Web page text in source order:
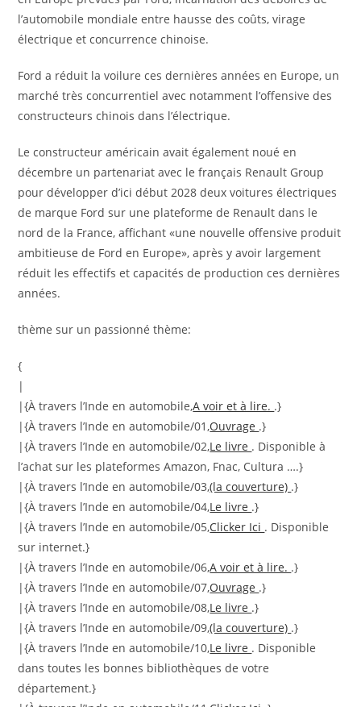
l’automobile mondiale entre hausse des coûts, virage
électrique et concurrence chinoise.
Ford a réduit la voilure ces dernières années en Europe, un
marché très concurrentiel avec notamment l’offensive des
constructeurs chinois dans l’électrique.
Le constructeur américain avait également noué en
décembre un partenariat avec le français Renault Group
pour développer d’ici début 2028 deux voitures électriques
de marque Ford sur une plateforme de Renault dans le
nord de la France, affichant «une nouvelle offensive produit
ambitieuse de Ford en Europe», après y avoir largement
réduit les effectifs et capacités de production ces dernières
années.
thème sur un passionné thème:
{
|
|{À travers l’Inde en automobile,A voir et à lire. .}
|{À travers l’Inde en automobile/01,Ouvrage .}
|{À travers l’Inde en automobile/02,Le livre . Disponible à
l’achat sur les plateformes Amazon, Fnac, Cultura ….}
|{À travers l’Inde en automobile/03,(la couverture) .}
|{À travers l’Inde en automobile/04,Le livre .}
|{À travers l’Inde en automobile/05,Clicker Ici . Disponible
sur internet.}
|{À travers l’Inde en automobile/06,A voir et à lire. .}
|{À travers l’Inde en automobile/07,Ouvrage .}
|{À travers l’Inde en automobile/08,Le livre .}
|{À travers l’Inde en automobile/09,(la couverture) .}
|{À travers l’Inde en automobile/10,Le livre . Disponible
dans toutes les bonnes bibliothèques de votre
département.}